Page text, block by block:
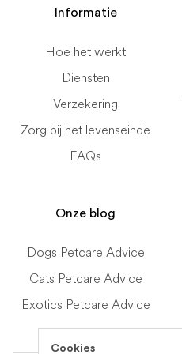
Cookies
Informatie
Hoe het werkt
Diensten
Verzekering
Zorg bij het levenseinde
FAQs
Onze blog
Dogs Petcare Advice
Cats Petcare Advice
Exotics Petcare Advice